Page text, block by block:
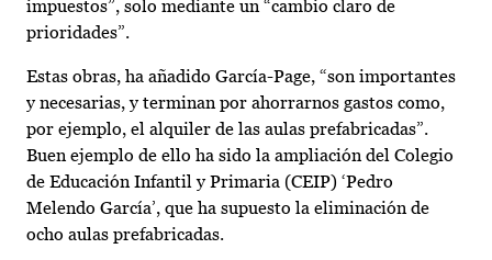
impuestos”, solo mediante un “cambio claro de
prioridades”.
Estas obras, ha añadido García-Page, “son importantes
y necesarias, y terminan por ahorrarnos gastos como,
por ejemplo, el alquiler de las aulas prefabricadas”.
Buen ejemplo de ello ha sido la ampliación del Colegio
de Educación Infantil y Primaria (CEIP) ‘Pedro
Melendo García’, que ha supuesto la eliminación de
ocho aulas prefabricadas.